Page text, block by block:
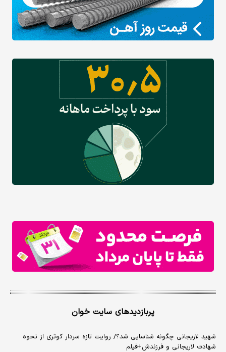
پربازدیدهای سایت خوان
شهید لاریجانی چگونه شناسایی شد؟/ روایت تازه سردار کوثری از نحوه
شهادت لاریجانی و فرزندش+فیلم